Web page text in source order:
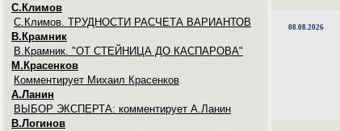
С.Климов
С.Климов. ТРУДНОСТИ РАСЧЕТА ВАРИАНТОВ
В.Крамник
В.Крамник. "ОТ СТЕЙНИЦА ДО КАСПАРОВА"
М.Красенков
Комментирует Михаил Красенков
А.Ланин
ВЫБОР ЭКСПЕРТА: комментирует А.Ланин
В.Логинов
08.08.2026